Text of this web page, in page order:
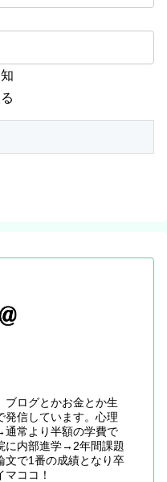
ブログとかお金とか生
発信しています。心理
常より半額の学費で
に内部進学→2年間課題
文で1番の成績となり卒
ココ！